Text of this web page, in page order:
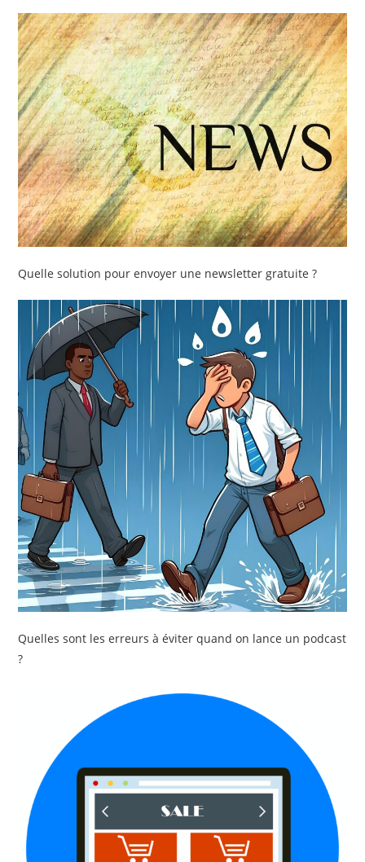
Quelle solution pour envoyer une newsletter gratuite ?
Quelles sont les erreurs à éviter quand on lance un podcast
?